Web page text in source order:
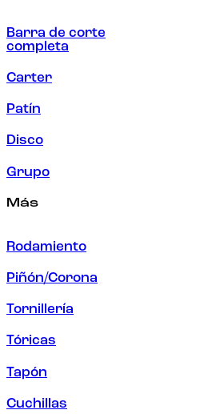
Barra de corte
completa
Carter
Patín
Disco
Grupo
Más
Rodamiento
Piñón/Corona
Tornillería
Tóricas
Tapón
Cuchillas